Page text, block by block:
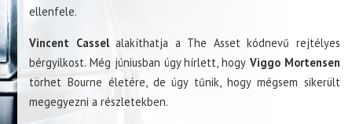
ellenfele.
Vincent Casselalakíthatja a The Asset kódnevű rejtélyes
bérgyilkost. Még júniusban úgy hírlett, hogy Viggo Mortensen
törhet Bourne életére, de úgy tűnik, hogy mégsem sikerült
megegyezni a részletekben.